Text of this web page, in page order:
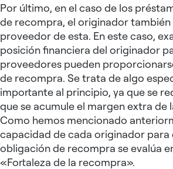
Por último, en el caso de los
de recompra, el originador también
proveedor de esta. En este caso,
posición financiera del originador
proveedores pueden
de recompra. Se trata de algo
importante al principio, ya que se
que se acumule el margen extra de
Como hemos mencionado
capacidad de cada originador para
obligación de recompra se evalúa
«Fortaleza de la recompra».